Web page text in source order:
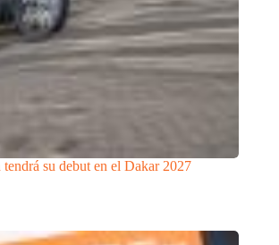
su debut en el Dakar 2027